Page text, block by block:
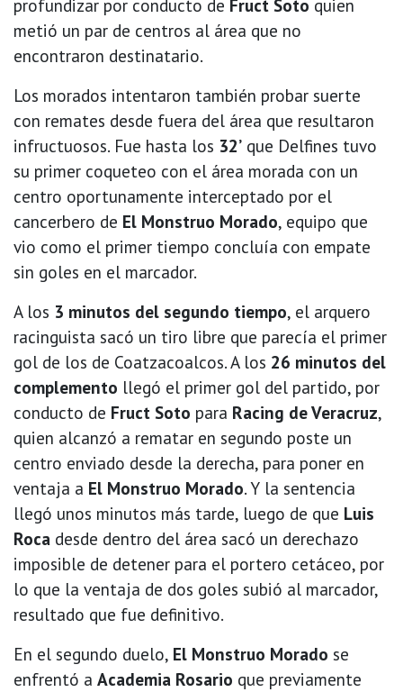
profundizar por conducto de Fruct Soto quien
metió un par de centros al área que no
encontraron destinatario.
Los morados intentaron también probar suerte
con remates desde fuera del área que resultaron
infructuosos. Fue hasta los 32’ que Delfines tuvo
su primer coqueteo con el área morada con un
centro oportunamente interceptado por el
cancerbero de El Monstruo Morado, equipo que
vio como el primer tiempo concluía con empate
sin goles en el marcador.
A los 3 minutos del segundo tiempo, el arquero
racinguista sacó un tiro libre que parecía el primer
gol de los de Coatzacoalcos. A los 26 minutos del
complemento llegó el primer gol del partido, por
conducto de Fruct Soto para Racing de Veracruz,
quien alcanzó a rematar en segundo poste un
centro enviado desde la derecha, para poner en
ventaja a El Monstruo Morado. Y la sentencia
llegó unos minutos más tarde, luego de que Luis
Roca desde dentro del área sacó un derechazo
imposible de detener para el portero cetáceo, por
lo que la ventaja de dos goles subió al marcador,
resultado que fue definitivo.
En el segundo duelo, El Monstruo Morado se
enfrentó a Academia Rosario que previamente